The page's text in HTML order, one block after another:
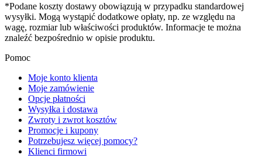
*Podane koszty dostawy obowiązują w przypadku standardowej
wysyłki. Mogą wystąpić dodatkowe opłaty, np. ze względu na
wagę, rozmiar lub właściwości produktów. Informacje te można
znaleźć bezpośrednio w opisie produktu.
Pomoc
Moje konto klienta
Moje zamówienie
Opcje płatności
Wysyłka i dostawa
Zwroty i zwrot kosztów
Promocje i kupony
Potrzebujesz więcej pomocy?
Klienci firmowi